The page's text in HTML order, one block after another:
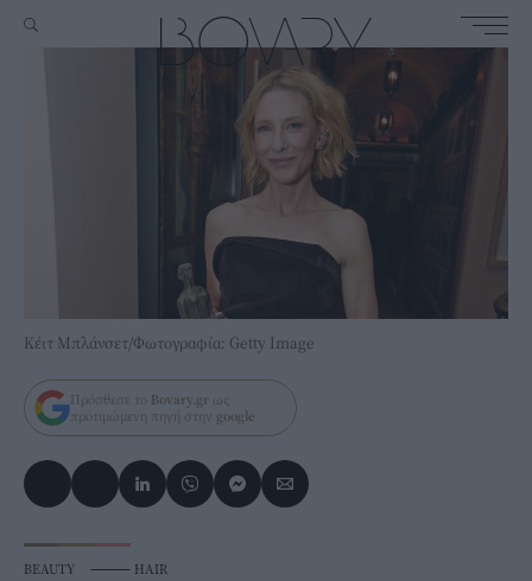
Κέιτ Μπλάνσετ/Φωτογραφία: Getty Image
Πρόσθεσε το Bovary.gr ως
προτιμώμενη πηγή στην google
BEAUTY ⸻ HAIR